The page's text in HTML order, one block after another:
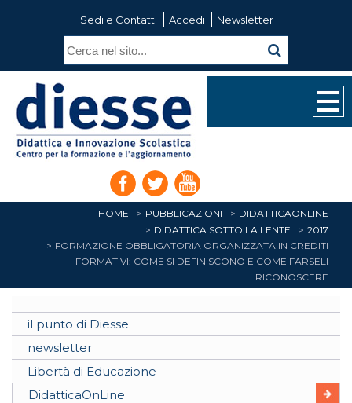
Sedi e Contatti Accedi Newsletter
HOME PUBBLICAZIONI
DIDATTICAONLINE
DIDATTICA SOTTO LA LENTE
2017
FORMAZIONE OBBLIGATORIA ORGANIZZATA IN CREDITI
FORMATIVI: COME SI DEFINISCONO E COME FARSELI
RICONOSCERE
il punto di Diesse
newsletter
Libertà di Educazione
DidatticaOnLine